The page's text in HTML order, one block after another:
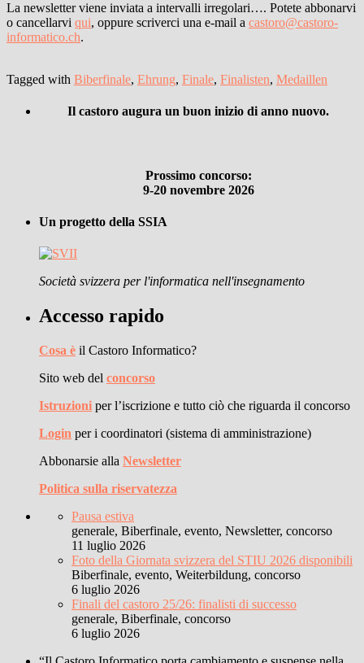
La newsletter viene inviata a intervalli irregolari…. Potete abbonarvi
o cancellarvi qui, oppure scriverci una e-mail a castoro@castoro-
informatico.ch.
Tagged with Biberfinale, Ehrung, Finale, Finalisten, Medaillen
Il castoro augura un buon inizio di anno nuovo.
Prossimo concorso:
9-20 novembre 2026
Un progetto della SSIA
Società svizzera per l'informatica nell'insegnamento
Accesso rapido
Cosa è il Castoro Informatico?
Sito web del concorso
Istruzioni per l’iscrizione e tutto ciò che riguarda il concorso
Login per i coordinatori (sistema di amministrazione)
Abbonarsie alla Newsletter
Politica sulla riservatezza
Pausa estiva
generale, Biberfinale, evento, Newsletter, concorso
11 luglio 2026
Foto della Giornata svizzera del STIU 2026 disponibili
Biberfinale, evento, Weiterbildung, concorso
6 luglio 2026
Finali del castoro 25/26: finalisti di successo
generale, Biberfinale, concorso
6 luglio 2026